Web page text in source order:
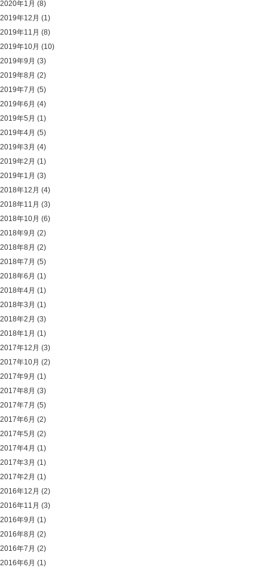
2020年1月 (8)
2019年12月 (1)
2019年11月 (8)
2019年10月 (10)
2019年9月 (3)
2019年8月 (2)
2019年7月 (5)
2019年6月 (4)
2019年5月 (1)
2019年4月 (5)
2019年3月 (4)
2019年2月 (1)
2019年1月 (3)
2018年12月 (4)
2018年11月 (3)
2018年10月 (6)
2018年9月 (2)
2018年8月 (2)
2018年7月 (5)
2018年6月 (1)
2018年4月 (1)
2018年3月 (1)
2018年2月 (3)
2018年1月 (1)
2017年12月 (3)
2017年10月 (2)
2017年9月 (1)
2017年8月 (3)
2017年7月 (5)
2017年6月 (2)
2017年5月 (2)
2017年4月 (1)
2017年3月 (1)
2017年2月 (1)
2016年12月 (2)
2016年11月 (3)
2016年9月 (1)
2016年8月 (2)
2016年7月 (2)
2016年6月 (1)